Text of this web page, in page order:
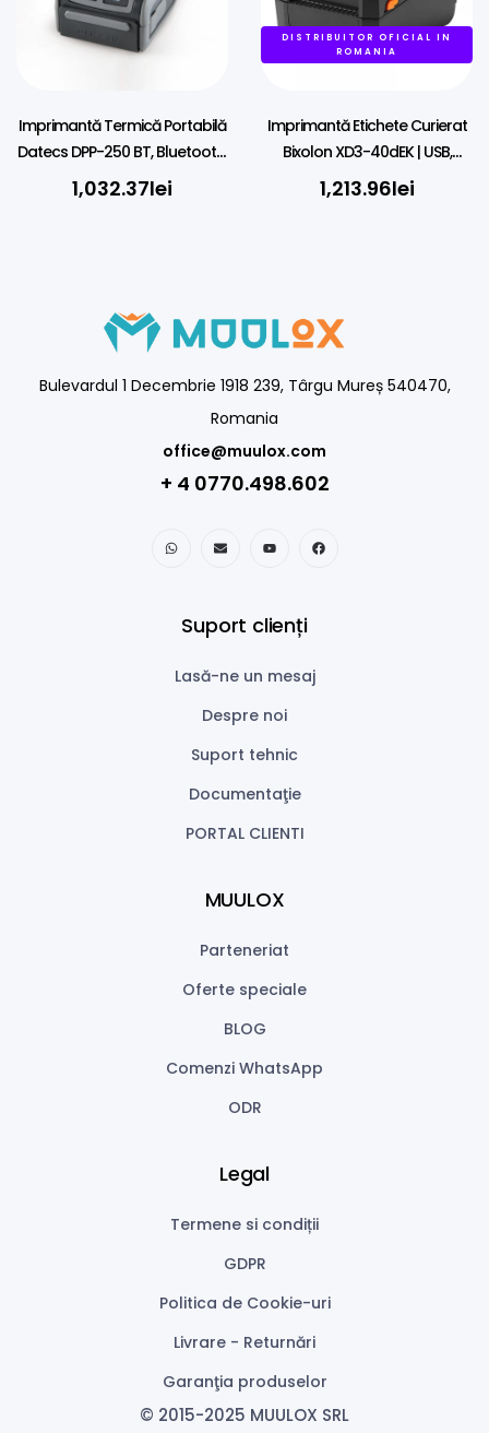
Imprimantă Termică Portabilă
Datecs DPP-250 BT, Bluetooth,
58mm
1,032.37lei
DISTRIBUITOR OFICIAL IN
ROMANIA
Imprimantă Etichete Curierat
Bixolon XD3-40dEK | USB,
Ethernet | AWB
1,213.96lei
Bulevardul 1 Decembrie 1918 239, Târgu Mureș 540470,
Romania
office@muulox.com
+ 4 0770.498.602
Suport clienți
Lasă-ne un mesaj
Despre noi
Suport tehnic
Documentaţie
PORTAL CLIENTI
MUULOX
Parteneriat
Oferte speciale
BLOG
Comenzi WhatsApp
ODR
Legal
Termene si condiții
GDPR
Politica de Cookie-uri
Livrare - Returnări
Garanţia produselor
© 2015-2025 MUULOX SRL